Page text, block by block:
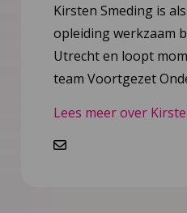
Kirsten Smeding is
opleiding werkzaam
Utrecht en loopt
team Voortgezet
Lees meer over